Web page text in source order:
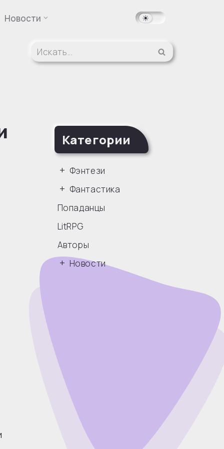
Новости
Категории
Фэнтези
Фантастика
Попаданцы
LitRPG
Авторы
Новости